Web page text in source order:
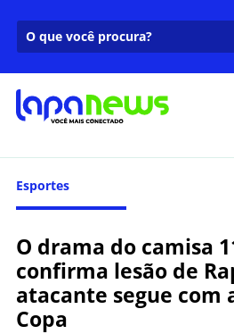
Esportes
O drama do camisa
confirma lesão de
atacante segue com
Copa